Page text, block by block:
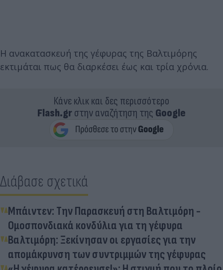
Η ανακατασκευή της γέφυρας της Βαλτιμόρης
εκτιμάται πως θα διαρκέσει έως και τρία χρόνια.
Κάνε κλικ και δες περισσότερο
Flash.grστην αναζήτηση της Google
Διάβασε σχετικά
Μπάιντεν: Την Παρασκευή στη Βαλτιμόρη -
Ομοσπονδιακά κονδύλια για τη γέφυρα
Βαλτιμόρη: Ξεκίνησαν οι εργασίες για την
απομάκρυνση των συντριμμών της γέφυρας